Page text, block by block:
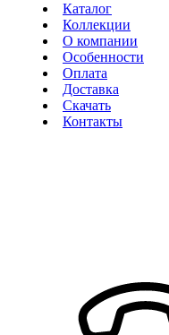
Каталог
Коллекции
О компании
Особенности
Оплата
Доставка
Скачать
Контакты